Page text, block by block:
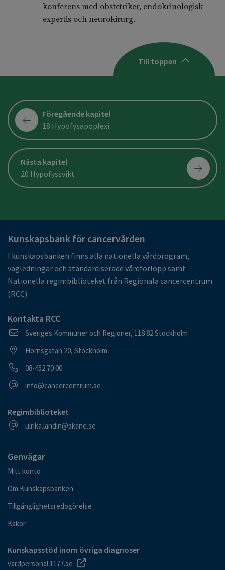
konferens med obstetriker, endokrinologisk
expertis och neurokirurg.
Till toppen
Föregående kapitel
18 Hypofysapoplexi
Nästa kapitel
20 Hypofyssvikt
Kunskapsbank för cancervården
I kunskapsbanken finns alla nationella vårdprogram,
vägledningar och standardiserade vårdförlopp samt
Nationella regimbiblioteket från Regionala cancercentrum
(RCC).
Kontakta RCC
Postadress
Sveriges Kommuner och Regioner, 118 82 Stockholm
Besöksadress
Hornsgatan 20, Stockholm
Telefonnummer
08-452 70 00
E-postadress
info@cancercentrum.se
Regimbiblioteket
E-postadress
ulrika.landin@skane.se
Genvägar
Mitt konto
Om Kunskapsbanken
Tillgänglighetsredogörelse
Kakor
Kunskapsstöd inom övriga diagnoser
vardpersonal.1177.se